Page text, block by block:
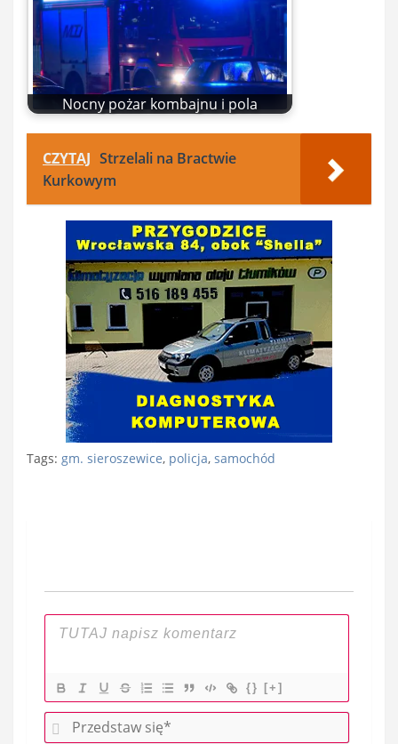
Nocny pożar kombajnu i pola
CZYTAJ Strzelali na Bractwie
Kurkowym
Tags: gm. sieroszewice, policja, samochód
{} [+]
P